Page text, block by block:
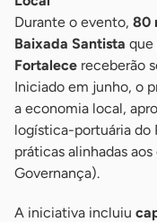
Durante o evento, 80
Baixada Santista que
Fortalece receberão
Iniciado em junho, o
a economia local,
logística-portuária do
práticas alinhadas
Governança).
A iniciativa incluiu